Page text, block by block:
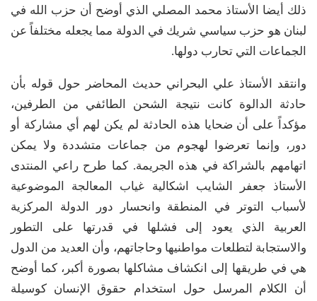
ذلك أيضا الأستاذ محمد المصلي الذي أوضح أن حزب الله في
لبنان هو حزب سياسي شريك في الدولة مما يجعله مختلفاً عن
الجماعات التي تحارب دولها.
وانتقد الأستاذ علي البحراني حديث المحاضر حول قوله بأن
حادثة الدالوة كانت نتيجة الشحن الطائفي من الطرفين،
مؤكداً على أن ضحايا هذه الحادثة لم يكن لهم أي مشاركة أو
دور، وإنما تعرضوا لهجوم من جماعات متشددة ولا يمكن
اتهامهم بالشراكة في هذه الجريمة. كما طرح راعي المنتدى
الأستاذ جعفر الشايب اشكالية غياب المعالجة الموضوعية
لأسباب التوتر في المنطقة وانحسار دور الدولة المركزية
العربية الذي يعود إلى فشلها في قدرتها على التطور
والاستجابة لتطلعات مواطنيها وحاجاتهم، وأن العديد من الدول
هي في طريقها إلى انكشاف مشاكلها بصورة أكبر، كما أوضح
أن الكلام المرسل حول استخدام حقوق الإنسان كوسيلة